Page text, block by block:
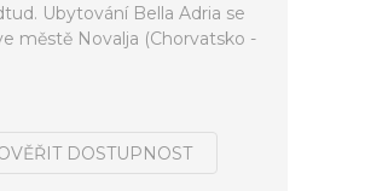
Ubytování Bella Adria se
městě Novalja (Chorvatsko -
DOSTUPNOST